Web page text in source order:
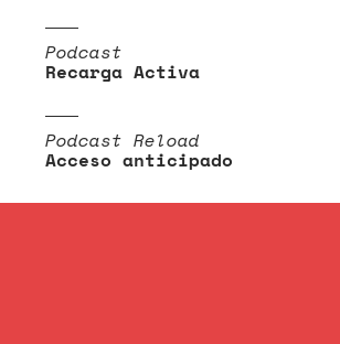
Podcast
Recarga Activa
Podcast Reload
Acceso anticipado